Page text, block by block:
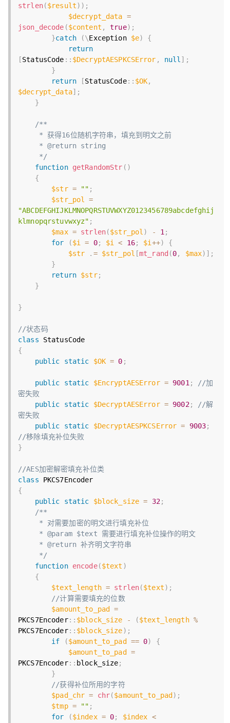
strlen($result) ) ;
$decrypt_data =
json_decode ($content , true) ;
}catch (\Exception $e)
{
return
[StatusCode : : $DecryptAESPKCSError , null] ;
}
return
[StatusCode: : $OK,
$decrypt_data] ;
}
/**
     */
function getRandomStr ( )
{
$str = "" ;
$str_pol =
"ABCDEFGHIJKLMNOPQRSTUVWXYZ0123456789abcdefghij
klmnopqrstuvwxyz" ;
$max = strlen($str_pol) - 1;
for
($i = 0; $i < 16; $i++)
{
$str
. = $str_pol [mt_rand (0, $max) ] ;
}
return $str;
}
}
//状态码
class
StatusCode
{
public
static $OK = 0 ;
public static $EncryptAESError = 9001;
//加
密失败
public
static $DecryptAESError = 9002;
//解
密失败
public
static $DecryptAESPKCSError = 9003;
//移除填充补位失败
}
//AES加密解密填充补位类
class
PKCS7Encoder
{
public
static $block_size = 32;
/**
     */
function encode($text )
{
$text_length = strlen($text) ;
//计算需要填充的位数
$amount_to_pad
=
PKCS7Encoder: : $block_size - ($text_length %
PKCS7Encoder: : $block_size) ;
if
($amount_to_pad == 0)
{
$amount_to_pad
=
PKCS7Encoder: : block_size;
}
//获得补位所用的字符
$pad_chr = chr($amount_to_pad ) ;
$tmp = "" ;
for
($index = 0; $index <